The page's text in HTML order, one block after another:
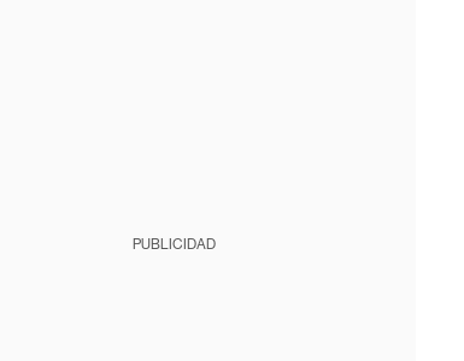
PUBLICIDAD